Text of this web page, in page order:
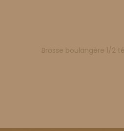
Brosse boulangère 1/2